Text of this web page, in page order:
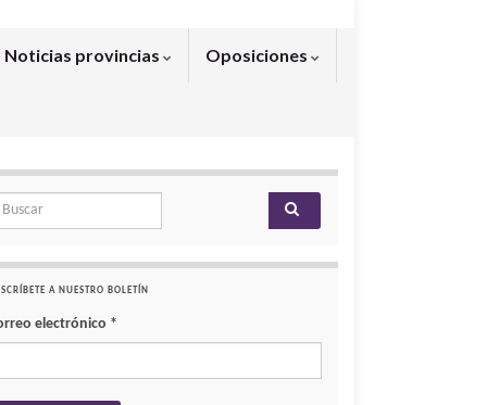
Noticias provincias Oposiciones
for:
A NUESTRO BOLETÍN
electrónico *